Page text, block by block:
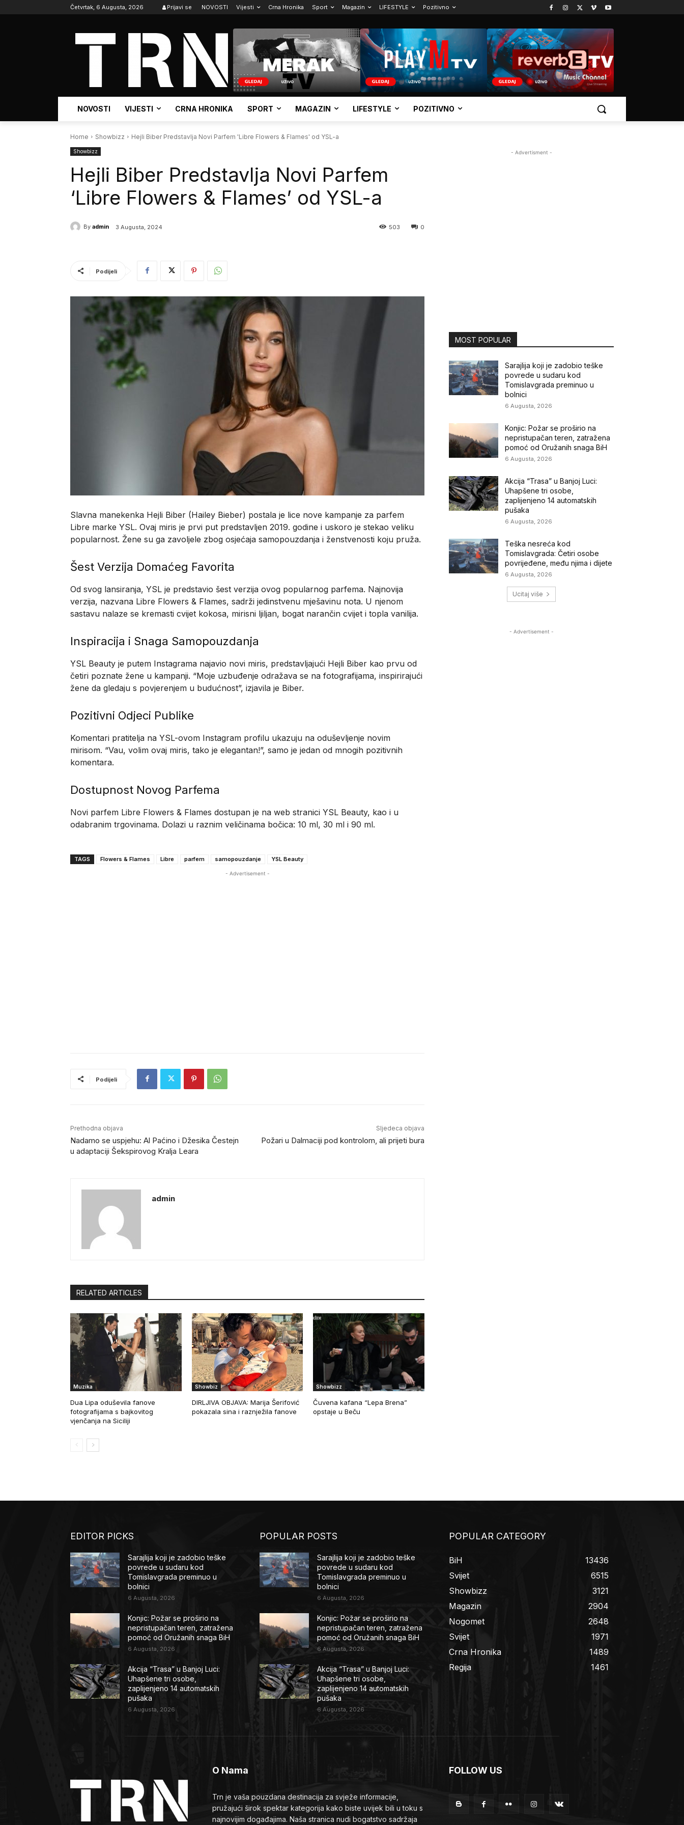
Četvrtak, 6 Augusta, 2026 Prijavi se NOVOSTI Vijesti Crna Hronika Sport Magazin LIFESTYLE Pozitivno
NOVOSTI VIJESTI CRNA HRONIKA SPORT MAGAZIN LIFESTYLE POZITIVNO
Home Showbizz Hejli Biber Predstavlja Novi Parfem 'Libre Flowers & Flames' od YSL-a
Showbizz
Hejli Biber Predstavlja Novi Parfem
‘Libre Flowers & Flames’ od YSL-a
By admin 3 Augusta, 2024 0
503
Podijeli
Slavna manekenka Hejli Biber (Hailey Bieber) postala je lice nove kampanje za parfem
Libre marke YSL. Ovaj miris je prvi put predstavljen 2019. godine i uskoro je stekao veliku
popularnost. Žene su ga zavoljele zbog osjećaja samopouzdanja i ženstvenosti koju pruža.
Šest Verzija Domaćeg Favorita
Od svog lansiranja, YSL je predstavio šest verzija ovog popularnog parfema. Najnovija
verzija, nazvana Libre Flowers & Flames, sadrži jedinstvenu mješavinu nota. U njenom
sastavu nalaze se kremasti cvijet kokosa, mirisni ljiljan, bogat narančin cvijet i topla vanilija.
Inspiracija i Snaga Samopouzdanja
YSL Beauty je putem Instagrama najavio novi miris, predstavljajući Hejli Biber kao prvu od
četiri poznate žene u kampanji. “Moje uzbuđenje odražava se na fotografijama, inspirirajući
žene da gledaju s povjerenjem u budućnost”, izjavila je Biber.
Pozitivni Odjeci Publike
Komentari pratitelja na YSL-ovom Instagram profilu ukazuju na oduševljenje novim
mirisom. “Vau, volim ovaj miris, tako je elegantan!”, samo je jedan od mnogih pozitivnih
komentara.
Dostupnost Novog Parfema
Novi parfem Libre Flowers & Flames dostupan je na web stranici YSL Beauty, kao i u
odabranim trgovinama. Dolazi u raznim veličinama bočica: 10 ml, 30 ml i 90 ml.
TAGS Flowers & Flames Libre parfem samopouzdanje YSL Beauty
- Advertisement -
Podijeli
Prethodna objava
Nadamo se uspjehu: Al Paćino i Džesika Čestejn
u adaptaciji Šekspirovog Kralja Leara
Sljedeca objava
Požari u Dalmaciji pod kontrolom, ali prijeti bura
admin
RELATED ARTICLES
Muzika
Dua Lipa oduševila fanove
fotografijama s bajkovitog
vjenčanja na Siciliji
Showbiz
DIRLJIVA OBJAVA: Marija Šerifović
pokazala sina i raznježila fanove
Showbizz
Čuvena kafana “Lepa Brena”
opstaje u Beču
- Advertisment -
MOST POPULAR
Sarajlija koji je zadobio teške
povrede u sudaru kod
Tomislavgrada preminuo u
bolnici
6 Augusta, 2026
Konjic: Požar se proširio na
nepristupačan teren, zatražena
pomoć od Oružanih snaga BiH
6 Augusta, 2026
Akcija “Trasa” u Banjoj Luci:
Uhapšene tri osobe,
zaplijenjeno 14 automatskih
pušaka
6 Augusta, 2026
Teška nesreća kod
Tomislavgrada: Četiri osobe
povrijeđene, među njima i dijete
6 Augusta, 2026
Ucitaj više
- Advertisement -
EDITOR PICKS
Sarajlija koji je zadobio teške
povrede u sudaru kod
Tomislavgrada preminuo u
bolnici
6 Augusta, 2026
Konjic: Požar se proširio na
nepristupačan teren, zatražena
pomoć od Oružanih snaga BiH
6 Augusta, 2026
Akcija “Trasa” u Banjoj Luci:
Uhapšene tri osobe,
zaplijenjeno 14 automatskih
pušaka
6 Augusta, 2026
POPULAR POSTS
Sarajlija koji je zadobio teške
povrede u sudaru kod
Tomislavgrada preminuo u
bolnici
6 Augusta, 2026
Konjic: Požar se proširio na
nepristupačan teren, zatražena
pomoć od Oružanih snaga BiH
6 Augusta, 2026
Akcija “Trasa” u Banjoj Luci:
Uhapšene tri osobe,
zaplijenjeno 14 automatskih
pušaka
6 Augusta, 2026
POPULAR CATEGORY
BiH
13436
Svijet
6515
Showbizz
3121
Magazin
2904
Nogomet
2648
Svijet
1971
Crna Hronika
1489
Regija
1461
O Nama
Trn je vaša pouzdana destinacija za svježe informacije,
pružajući širok spektar kategorija kako biste uvijek bili u toku s
najnovijim događajima. Naša stranica nudi bogatstvo sadržaja
FOLLOW US